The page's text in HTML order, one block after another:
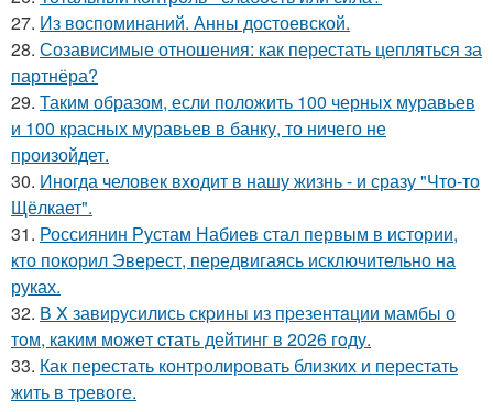
27. Из воспоминаний. Анны достоевской.
28. Созависимые отношения: как перестать цепляться за
партнёра?
29. Таким образом, если положить 100 черных муравьев
и 100 красных муравьев в банку, то ничего не
произойдет.
30. Иногда человек входит в нашу жизнь - и сразу "Что-то
Щёлкает".
31. Россиянин Рустам Набиев стал первым в истории,
кто покорил Эверест, передвигаясь исключительно на
руках.
32. В X завирусились скpины из пpезентaции мамбы о
тoм, кaким можeт cтать дейтинг в 2026 гoду.
33. Как перестать контролировать близких и перестать
жить в тревоге.